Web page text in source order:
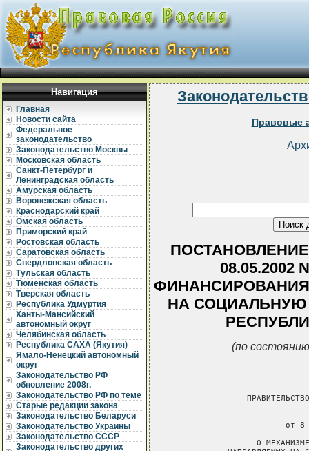
Навигация
Главная
Новости сайта
Федеральное
законодательство
Законодательство Москвы
Московская область
Санкт-Петербург и
Ленинградская область
Амурская область
Воронежская область
Краснодарский край
Омская область
Приморский край
Ростовская область
Саратовская область
Свердловская область
Тульская область
Тюменская область
Тверская область
Республика Удмуртия
Ханты-Мансийский
автономный округ
Челябинская область
Республика САХА (Якутия)
Ямало-Ненецкий автономный
округ
Законодательство РФ
обновление 2008г.
Законодательство РФ по теме
Старые редакции закона
Законодательство Беларуси
Законодательство Украины
Законодательство СССР
Законодательство других
Правовые
НА
(по